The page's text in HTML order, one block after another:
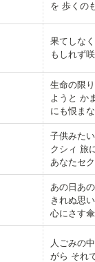
を 歩くの
果てしな
もしれず
生命の限
ようと か
にも恨ま
子供みた
クシィ 旅
あなたセ
あの日あ
きれぬ思
心にさす傘
人ごみの
がら それ